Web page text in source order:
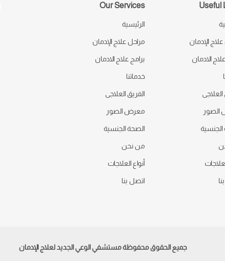
Useful
الإدمان
الادمان
العلاجى
Our Services
الرئيسية
مراحل علاج الإدمان
برامج علاج الادمان
خدماتنا
الفريق العلاجى
معرض الصور
الصحة الجنسية
من نحن
أنواع العلاجات
اتصل بنا
جميع الحقوق محفوظة مستشفي الوعي الجديد لعلاج الإدمان